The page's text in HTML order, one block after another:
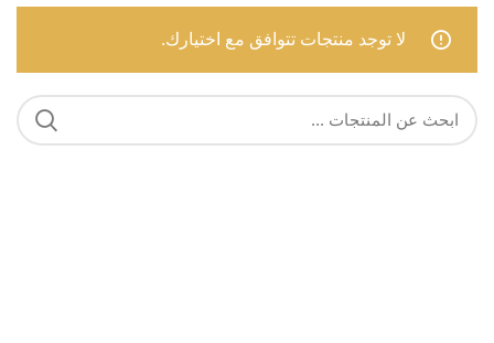
لا توجد منتجات تتوافق مع اختيارك.